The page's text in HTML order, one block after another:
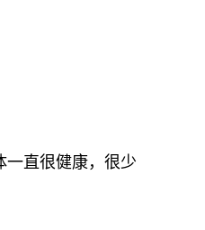
直很健康，很少